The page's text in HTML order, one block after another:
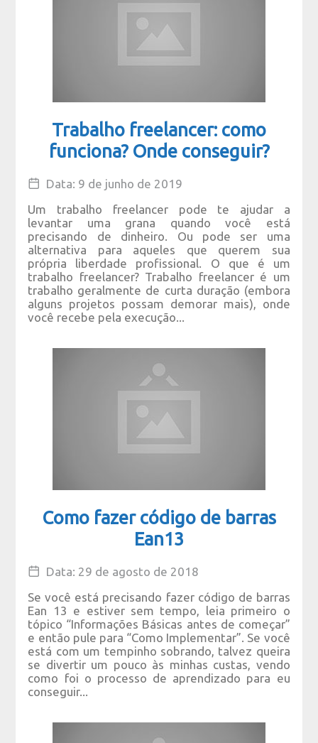
Trabalho freelancer: como
funciona? Onde conseguir?
Data: 9 de junho de 2019
Um trabalho freelancer pode te ajudar a
levantar uma grana quando você está
precisando de dinheiro. Ou pode ser uma
alternativa para aqueles que querem sua
própria liberdade profissional. O que é um
trabalho freelancer? Trabalho freelancer é um
trabalho geralmente de curta duração (embora
alguns projetos possam demorar mais), onde
você recebe pela execução...
Como fazer código de barras
Ean13
Data: 29 de agosto de 2018
Se você está precisando fazer código de barras
Ean 13 e estiver sem tempo, leia primeiro o
tópico “Informações Básicas antes de começar”
e então pule para “Como Implementar”. Se você
está com um tempinho sobrando, talvez queira
se divertir um pouco às minhas custas, vendo
como foi o processo de aprendizado para eu
conseguir...